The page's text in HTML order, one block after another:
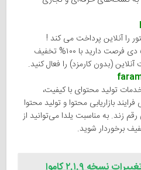
را آنلاین پرداخت می کند !
با کد تخفیف yalda97 تا ۵ دی فرصت دارید با ۱۰۰% تخفیف
(بدون کارمزد) را فعال کنید.
تولید محتوای با کیفیت،
بازاریابی محتوا و تولید محتوا
زند. به مناسبت یلدا می‌توانید از